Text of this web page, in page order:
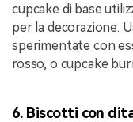
cupcake di base
per la decorazione.
sperimentate con
rosso, o cupcake
6. Biscotti con